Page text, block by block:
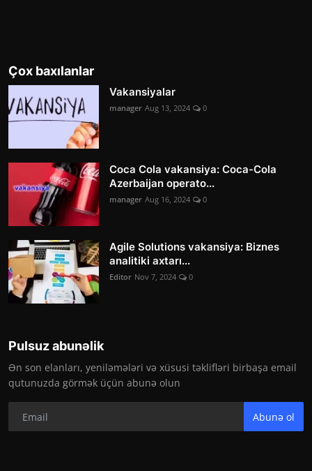
Çox baxılanlar
Vakansiyalar
manager Aug 13, 2024 0
Coca Cola vakansiya: Coca-Cola
Azerbaijan operato...
manager Aug 16, 2024 0
Agile Solutions vakansiya: Biznes
analitiki axtarı...
Editor Nov 7, 2024 0
Pulsuz abunəlik
Ən son elanları, yeniləmələri və xüsusi təklifləri birbaşa email
qutunuzda görmək üçün abunə olun
Abunə ol